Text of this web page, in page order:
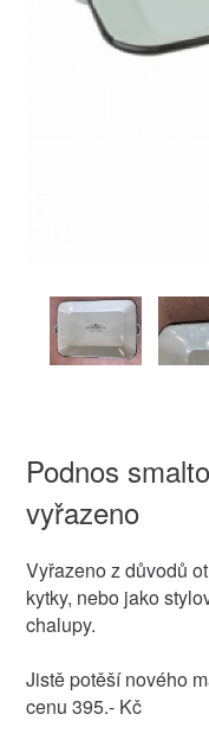
Podnos
vyřazeno
Vyřazeno z důvodů
kytky, nebo jako
chalupy.
Jistě potěší nového
cenu 395.- Kč